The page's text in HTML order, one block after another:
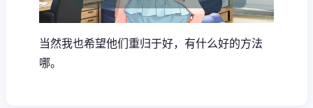
当然我也希望他们重归于好，有什么好的方法
哪。